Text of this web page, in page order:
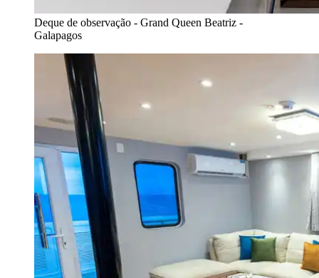
Deque de observação - Grand Queen Beatriz -
Galapagos